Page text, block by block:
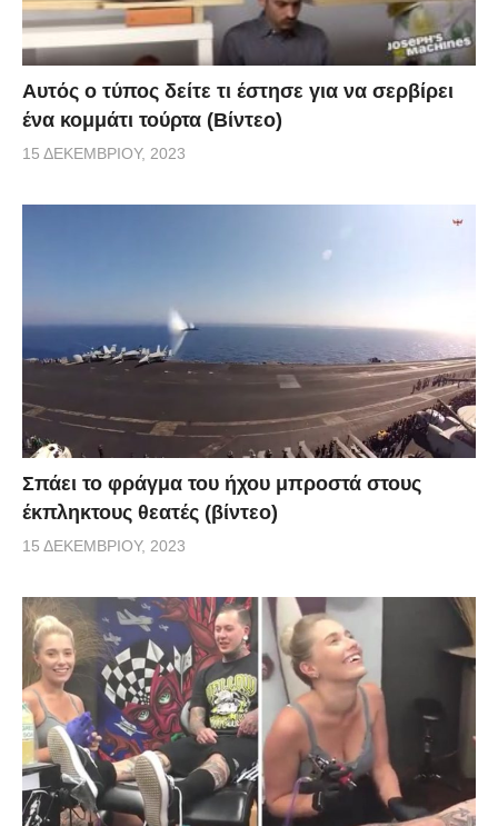
Αυτός ο τύπος δείτε τι έστησε για να σερβίρει
ένα κομμάτι τούρτα (Βίντεο)
15 ΔΕΚΕΜΒΡΊΟΥ, 2023
Σπάει το φράγμα του ήχου μπροστά στους
έκπληκτους θεατές (βίντεο)
15 ΔΕΚΕΜΒΡΊΟΥ, 2023